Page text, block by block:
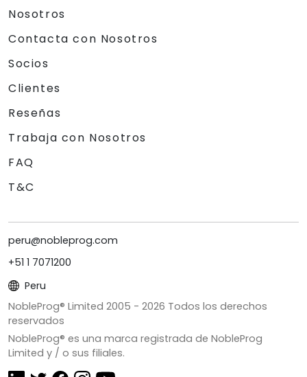
Nosotros
Contacta con Nosotros
Socios
Clientes
Reseñas
Trabaja con Nosotros
FAQ
T&C
peru@nobleprog.com
+51 1 7071200
Peru
NobleProg® Limited 2005 - 2026 Todos los derechos
reservados
NobleProg® es una marca registrada de NobleProg
Limited y / o sus filiales.